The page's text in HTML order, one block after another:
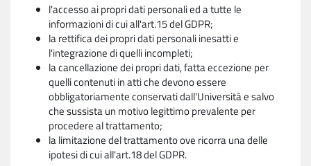
l'accesso ai propri dati personali ed a tutte le
informazioni di cui all'art.15 del GDPR;
la rettifica dei propri dati personali inesatti e
l'integrazione di quelli incompleti;
la cancellazione dei propri dati, fatta eccezione per
quelli contenuti in atti che devono essere
obbligatoriamente conservati dall'Università e salvo
che sussista un motivo legittimo prevalente per
procedere al trattamento;
la limitazione del trattamento ove ricorra una delle
ipotesi di cui all'art.18 del GDPR.